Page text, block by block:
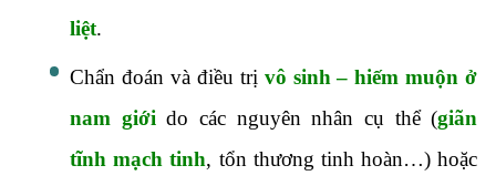
liệt.
Chẩn đoán và điều trị vô sinh – hiếm muộn ở
nam giới do các nguyên nhân cụ thể (giãn
tĩnh mạch tinh, tổn thương tinh hoàn…) hoặc